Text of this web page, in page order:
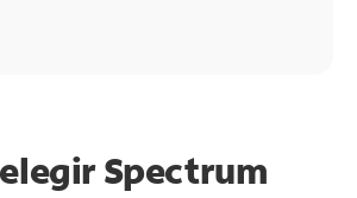
Spectrum